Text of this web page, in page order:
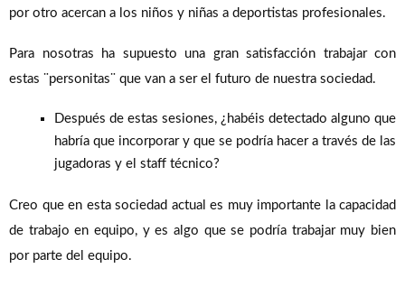
por otro acercan a los niños y niñas a deportistas profesionales.
Para nosotras ha supuesto una gran satisfacción trabajar con
estas ¨personitas¨ que van a ser el futuro de nuestra sociedad.
Después de estas sesiones, ¿habéis detectado alguno que
habría que incorporar y que se podría hacer a través de las
jugadoras y el staff técnico?
Creo que en esta sociedad actual es muy importante la capacidad
de trabajo en equipo, y es algo que se podría trabajar muy bien
por parte del equipo.